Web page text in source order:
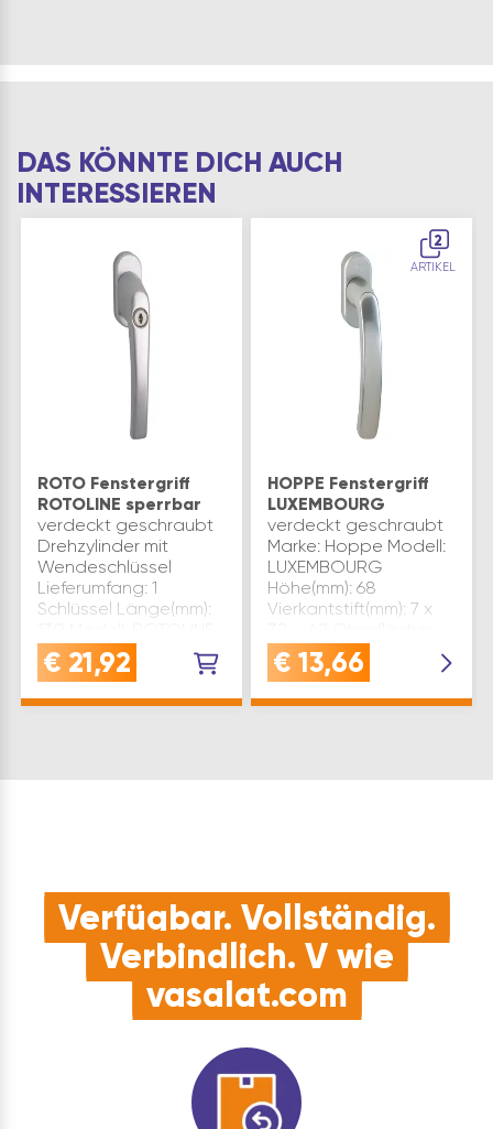
DAS KÖNNTE DICH AUCH
INTERESSIEREN
ROTO Fenstergriff
ROTOLINE sperrbar
verdeckt geschraubt
Drehzylinder mit
Wendeschlüssel
Lieferumfang: 1
Schlüssel Länge(mm):
Höhe(mm): 59 Sperre:
1G1 Oberfläche: silber
€ 21,92
2
ARTIKEL
HOPPE Fenstergriff
LUXEMBOURG
verdeckt geschraubt
Marke: Hoppe Modell:
LUXEMBOURG
Höhe(mm): 68
Vierkantstift(mm): 7 x
silber eloxiert
Länge(mm): 133
€ 13,66
Verfügbar. Vollständig.
Verbindlich. V wie
vasalat.com